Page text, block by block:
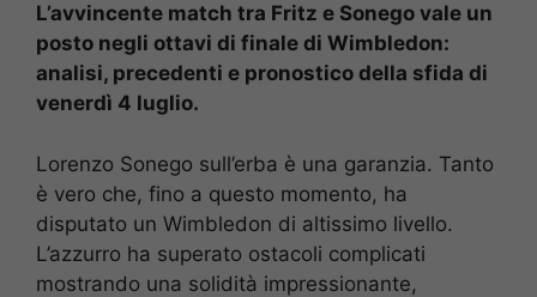
L’avvincente match tra Fritz e Sonego vale un
posto negli ottavi di finale di Wimbledon:
analisi, precedenti e pronostico della sfida di
venerdì 4 luglio.
Lorenzo Sonego sull’erba è una garanzia. Tanto
è vero che, fino a questo momento, ha
disputato un Wimbledon di altissimo livello.
L’azzurro ha superato ostacoli complicati
mostrando una solidità impressionante,